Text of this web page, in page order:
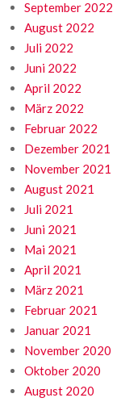
September 2022
August 2022
Juli 2022
Juni 2022
April 2022
März 2022
Februar 2022
Dezember 2021
November 2021
August 2021
Juli 2021
Juni 2021
Mai 2021
April 2021
März 2021
Februar 2021
Januar 2021
November 2020
Oktober 2020
August 2020